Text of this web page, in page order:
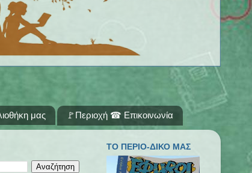
μας 🚩Περιοχή ☎ Επικοινωνία
ΤΟ ΠΕΡΙΟ-ΔΙΚΟ ΜΑΣ